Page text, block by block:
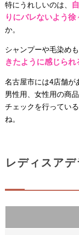
特にうれしいのは、
りにバレないよう
か。
シャンプーや毛染めも
きたように感じられ
名古屋市には4店舗が
男性用、女性用の商
チェックを行ってい
ね。
レディスア